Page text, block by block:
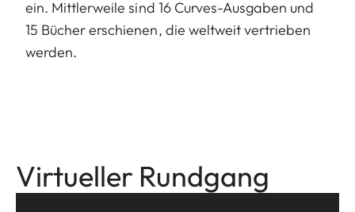
ein. Mittlerweile sind 16 Curves-Ausgaben und
15 Bücher erschienen, die weltweit vertrieben
werden.
Virtueller Rundgang